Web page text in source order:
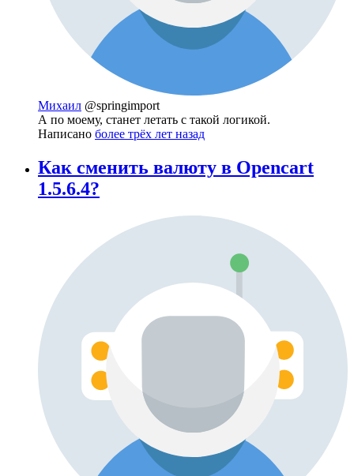
Михаил @springimport
А по моему, станет летать с такой логикой.
Написано более трёх лет назад
Как сменить валюту в Opencart
1.5.6.4?